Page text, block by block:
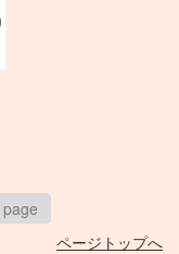
ール」
ページトップへ